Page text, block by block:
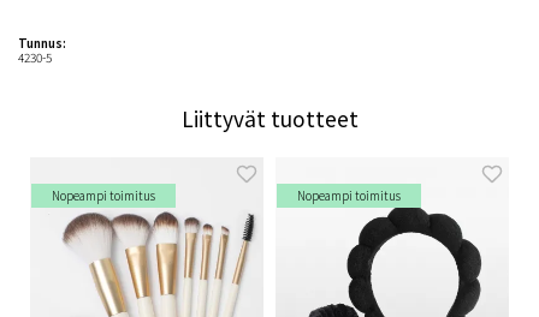
Tunnus:
4230-5
Liittyvät tuotteet
Nopeampi toimitus Nopeampi toimitus